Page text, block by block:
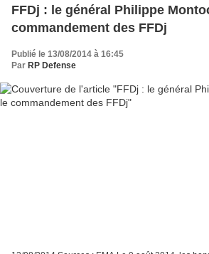
FFDj : le général Philippe
commandement des FFDj
Publié le 13/08/2014 à 16:45
Par RP Defense